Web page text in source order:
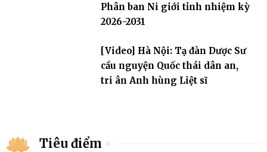
Phân ban Ni giới tỉnh nhiệm kỳ
2026-2031
[Video] Hà Nội: Tạ đàn Dược Sư
cầu nguyện Quốc thái dân an,
tri ân Anh hùng Liệt sĩ
Tiêu điểm